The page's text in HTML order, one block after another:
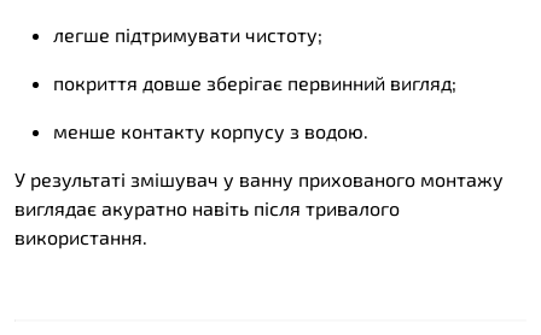
легше підтримувати чистоту;
покриття довше зберігає первинний вигляд;
менше контакту корпусу з водою.
У результаті змішувач у ванну прихованого монтажу
виглядає акуратно навіть після тривалого
використання.